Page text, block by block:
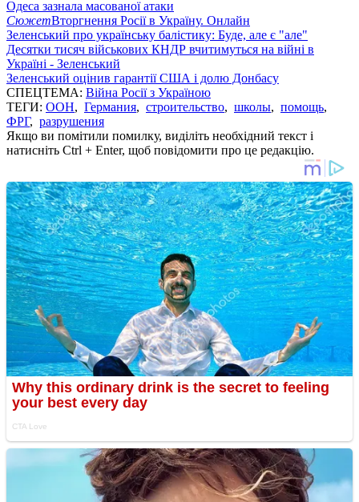
Одеса зазнала масованої атаки
СюжетВторгнення Росії в Україну. Онлайн
Зеленський про українську балістику: Буде, але є "але"
Десятки тисяч військових КНДР вчитимуться на війні в
Україні - Зеленський
Зеленський оцінив гарантії США і долю Донбасу
СПЕЦТЕМА: Війна Росії з Україною
ТЕГИ: ООН, Германия, строительство, школы, помощь,
ФРГ, разрушения
Якщо ви помітили помилку, виділіть необхідний текст і
натисніть Ctrl + Enter, щоб повідомити про це редакцію.